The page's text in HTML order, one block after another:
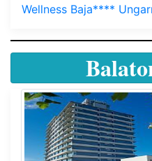
Wellness Baja****